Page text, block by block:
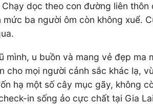
dọc theo con đường liên
ba người ôm còn không xuể.
mình, u buồn và mang vẻ đẹp
mọi người cảnh sắc khác lạ,
hạ một số cây mục gãy, không
in sống ảo cực chất tại Gia